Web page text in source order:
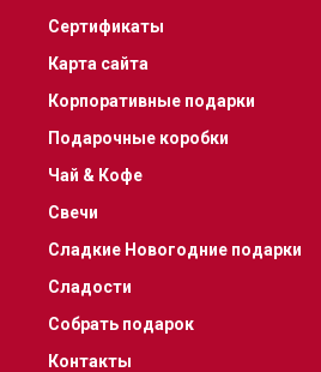
Сертификаты
Карта сайта
Корпоративные подарки
Подарочные коробки
Чай & Кофе
Свечи
Сладкие Новогодние подарки
Сладости
Собрать подарок
Контакты